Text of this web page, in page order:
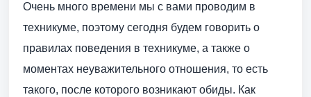
Очень много времени мы с вами проводим в
техникуме, поэтому сегодня будем говорить о
правилах поведения в техникуме, а также о
моментах неуважительного отношения, то есть
такого, после которого возникают обиды. Как